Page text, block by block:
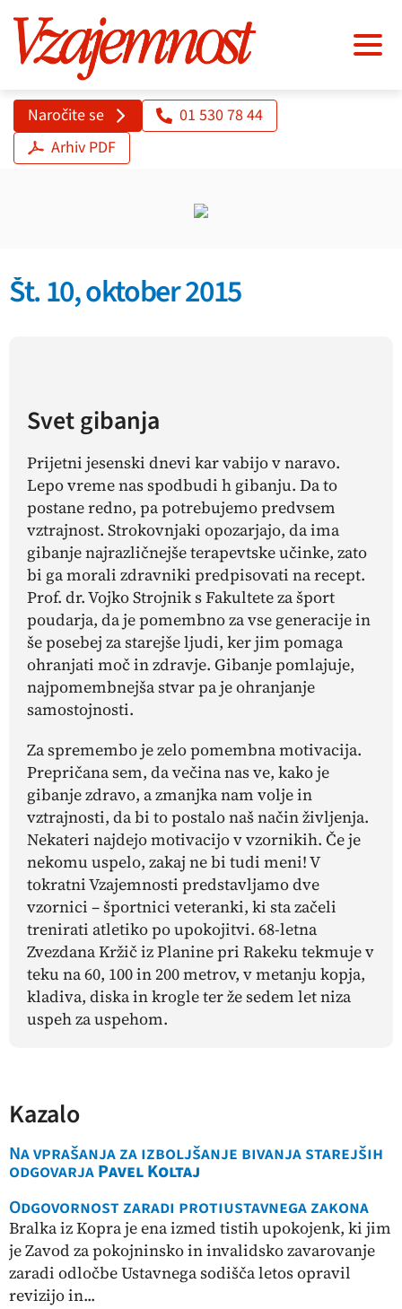
Naročite se
01 530 78 44
Arhiv PDF
Št. 10, oktober 2015
Svet gibanja
Prijetni jesenski dnevi kar vabijo v naravo.
Lepo vreme nas spodbudi h gibanju. Da to
postane redno, pa potrebujemo predvsem
vztrajnost. Strokovnjaki opozarjajo, da ima
gibanje najrazličnejše terapevtske učinke, zato
bi ga morali zdravniki predpisovati na recept.
Prof. dr. Vojko Strojnik s Fakultete za šport
poudarja, da je pomembno za vse generacije in
še posebej za starejše ljudi, ker jim pomaga
ohranjati moč in zdravje. Gibanje pomlajuje,
najpomembnejša stvar pa je ohranjanje
samostojnosti.
Za spremembo je zelo pomembna motivacija.
Prepričana sem, da večina nas ve, kako je
gibanje zdravo, a zmanjka nam volje in
vztrajnosti, da bi to postalo naš način življenja.
Nekateri najdejo motivacijo v vzornikih. Če je
nekomu uspelo, zakaj ne bi tudi meni! V
tokratni Vzajemnosti predstavljamo dve
vzornici – športnici veteranki, ki sta začeli
trenirati atletiko po upokojitvi. 68-letna
Zvezdana Kržič iz Planine pri Rakeku tekmuje v
teku na 60, 100 in 200 metrov, v metanju kopja,
kladiva, diska in krogle ter že sedem let niza
uspeh za uspehom.
Kazalo
Na vprašanja za izboljšanje bivanja starejših
odgovarjaPavel Koltaj
Odgovornost zaradi protiustavnega zakona
Bralka iz Kopra je ena izmed tistih upokojenk, ki jim
je Zavod za pokojninsko in invalidsko zavarovanje
zaradi odločbe Ustavnega sodišča letos opravil
revizijo in...